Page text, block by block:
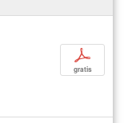
p
gratis